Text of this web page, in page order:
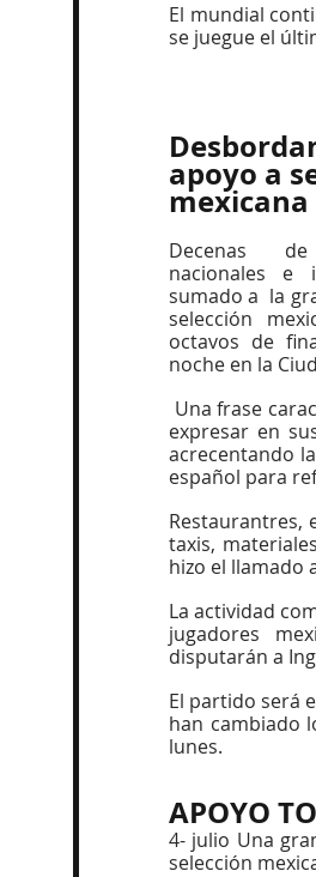
El mundial
se juegue el
apoyo a
mexicana
Decenas
nacionales e
sumado a  la
selección
octavos de
noche en la
Una frase
expresar en
acrecentando
español para
Restaurantres,
taxis,
hizo el llamado
La actividad
jugadores
disputarán a
El partido será
han cambiado
lunes.
APOYO
4- julio Una
selección